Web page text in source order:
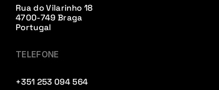
Rua do Vilarinho 18
4700-749 Braga
Portugal
TELEFONE
+351 253 094 564